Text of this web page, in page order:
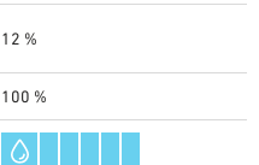
12 %
100 %